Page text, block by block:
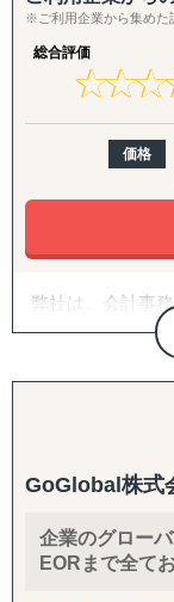
韓国
↳ アジア（中東
ド・バングラデ
↳ 欧米：アメリ
※サポート内容
があります。
■ 対応施策につ
◆以下はこれま
援パッケージで
『LocaBrain（ロ
↳ AIが出した"答
↳ 海外事業を貴
※ご利用企業から集めた
総合評価
★★★
★★★
価格
弊社は、会計事
従業員357名のグ
2007年に日本の
翌年ASEAN一
ございます。
また、自社拠点
ー・提携専門家
GoGlobal株式
企業のグロー
EORまで全て